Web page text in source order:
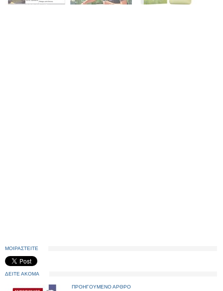
ΜΟΙΡΑΣΤΕΙΤΕ
ΔΕΙΤΕ ΑΚΟΜΑ
ΠΡΟΗΓΟΥΜΕΝΟ ΑΡΘΡΟ